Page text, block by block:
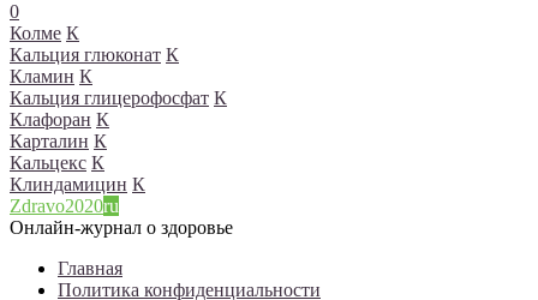
0
Колме К
Кальция глюконат К
Кламин К
Кальция глицерофосфат К
Клафоран К
Карталин К
Кальцекс К
Клиндамицин К
Zdravo2020ru
Онлайн-журнал о здоровье
Главная
Политика конфиденциальности